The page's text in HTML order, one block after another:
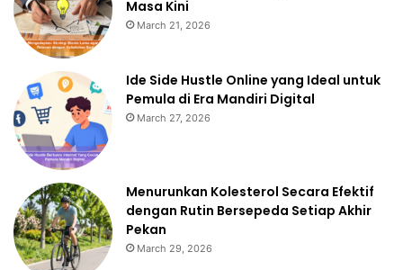
Masa Kini
March 21, 2026
Ide Side Hustle Online yang Ideal untuk
Pemula di Era Mandiri Digital
March 27, 2026
Menurunkan Kolesterol Secara Efektif
dengan Rutin Bersepeda Setiap Akhir
Pekan
March 29, 2026